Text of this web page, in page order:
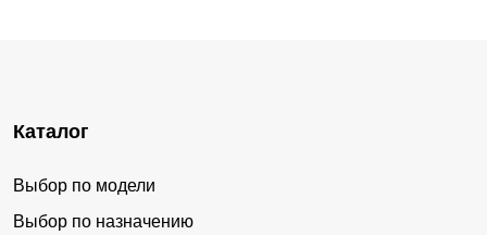
Каталог
Выбор по модели
Выбор по назначению